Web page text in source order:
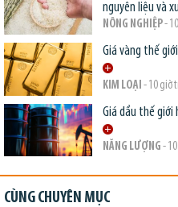
nguyên liệu và
NÔNG NGHIỆP-
Giá vàng thế
KIM LOẠI - 10 giờ
Giá dầu thế giới
NĂNG LƯỢNG -
CÙNG CHUYÊN MỤC